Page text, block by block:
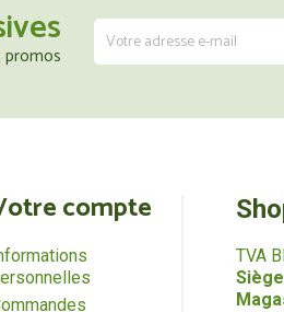
promos
compte
TVA